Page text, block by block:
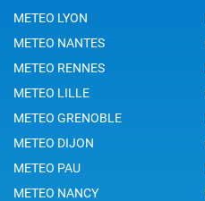
METEO LYON
METEO NANTES
METEO RENNES
METEO LILLE
METEO GRENOBLE
METEO DIJON
METEO PAU
METEO NANCY